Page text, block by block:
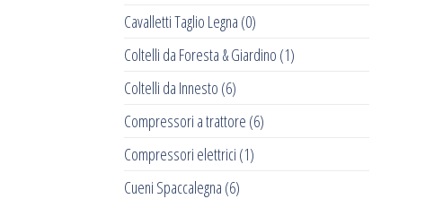
Cavalletti Taglio Legna (0)
Coltelli da Foresta & Giardino (1)
Coltelli da Innesto (6)
Compressori a trattore (6)
Compressori elettrici (1)
Cueni Spaccalegna (6)